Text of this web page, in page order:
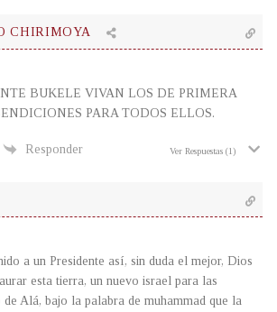
CHIRIMOYA
BUKELE VIVAN LOS DE PRIMERA
PARA TODOS ELLOS.
Responder Ver Respuestas (1)
a un Presidente así, sin duda el mejor, Dios
esta tierra, un nuevo israel para las
de Alá, bajo la palabra de muhammad que la